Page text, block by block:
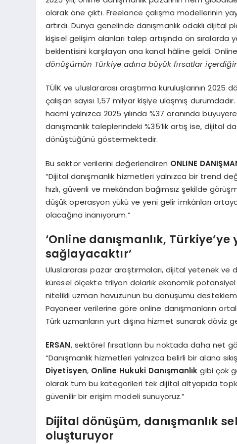
olarak öne çıktı. Freelance çalışma modellerinin
artırdı. Dünya genelinde danışmanlık odaklı
kişisel gelişim alanları talep artışında ön sıralarda
beklentisini karşılayan ana kanal hâline geldi. Online
dönüşümün Türkiye adına büyük fırsatlar
TÜİK ve uluslararası araştırma kuruluşlarının
çalışan sayısı 1,57 milyar kişiye ulaşmış
hacmi yalnızca 2025 yılında %37 oranında
danışmanlık taleplerindeki %35’lik artış ise, dijital
dönüştüğünü göstermektedir.
Bu sektör verilerini değerlendiren ONLINE
“Dijital danışmanlık hizmetleri yalnızca bir trend
hızlı, güvenli ve mekândan bağımsız şekilde
düşük operasyon yükü ve yeni gelir imkânları
olacağına inanıyorum.”
‘Online danışmanlık,
sağlayacaktır’
Uluslararası pazar araştırmaları, dijital yetenek ve
küresel ölçekte trilyon dolarlık ekonomik
nitelikli uzman havuzunun bu dönüşümü
Payoneer verilerine göre online danışmanların
Türk uzmanların yurt dışına hizmet sunarak
ERSAN, sektörel fırsatların bu noktada daha net
“Danışmanlık hizmetleri yalnızca belirli bir alana
Diyetisyen, Online Hukuki Danışmanlık gibi çok
olarak tüm bu kategorileri tek dijital altyapıda
güvenilir bir erişim modeli sunuyoruz.”
Dijital dönüşüm, danışmanlık
oluşturuyor